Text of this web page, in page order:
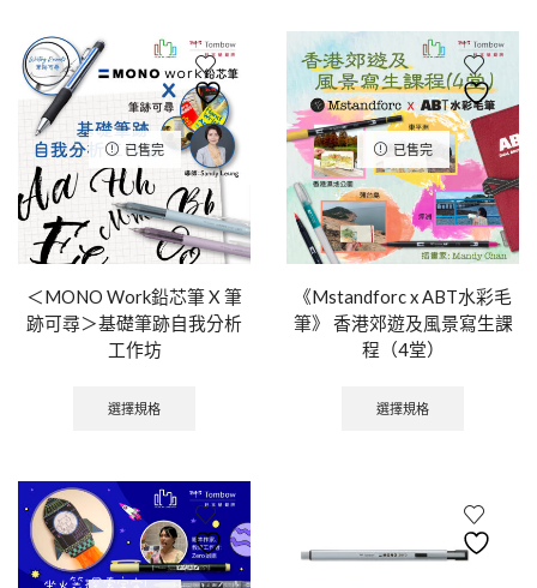
已售完
＜MONO Work鉛芯筆 X 筆
跡可尋＞基礎筆跡自我分析
工作坊
選擇規格
已售完
《Mstandforc x ABT水彩毛
筆》 香港郊遊及風景寫生課
程（4堂）
選擇規格